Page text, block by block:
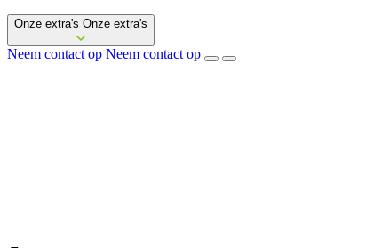
Onze extra's Onze extra's
Neem contact op Neem contact op